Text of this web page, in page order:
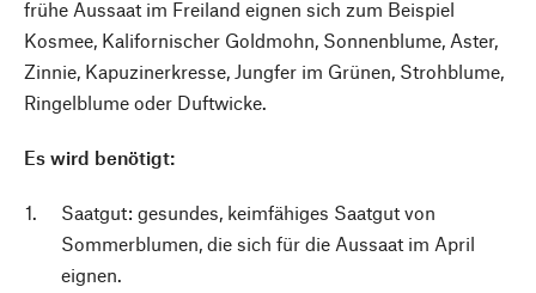
frühe Aussaat im Freiland eignen sich zum Beispiel
Kosmee, Kalifornischer Goldmohn, Sonnenblume, Aster,
Zinnie, Kapuzinerkresse, Jungfer im Grünen, Strohblume,
Ringelblume oder Duftwicke.
Es wird benötigt:
Saatgut: gesundes, keimfähiges Saatgut von
Sommerblumen, die sich für die Aussaat im April
eignen.